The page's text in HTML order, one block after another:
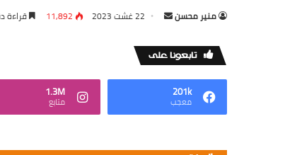
منير محسن
Send
email
22 غشت 2023 11,892 قراءة
‏تابعونا على
201k
‏معجب
1.3M
‏متابع